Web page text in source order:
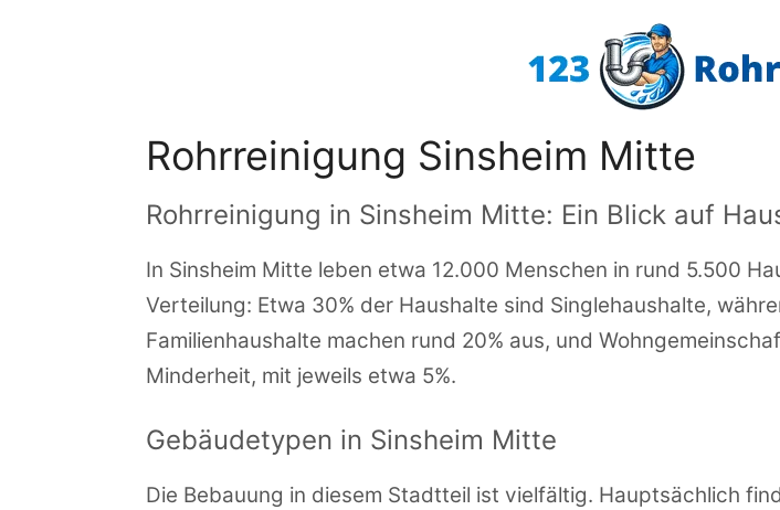
Rohrreinigung Sinsheim Mitte
Rohrreinigung in Sinsheim Mitte: Ein Blick auf
In Sinsheim Mitte leben etwa 12.000 Menschen in rund 5.500
Verteilung: Etwa 30% der Haushalte sind Singlehaushalte,
Familienhaushalte machen rund 20% aus, und
Minderheit, mit jeweils etwa 5%.
Gebäudetypen in Sinsheim Mitte
Die Bebauung in diesem Stadtteil ist vielfältig. Hauptsächlich